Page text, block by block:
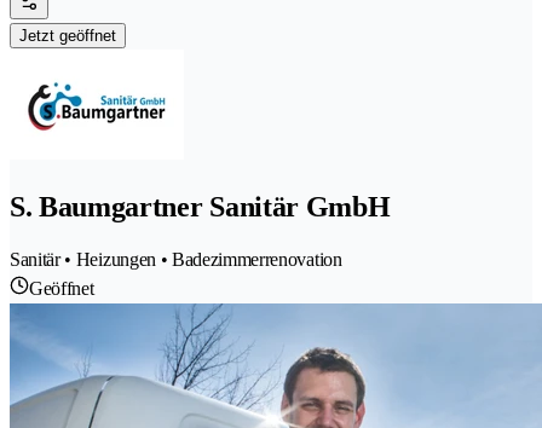
Jetzt geöffnet
S. Baumgartner Sanitär GmbH
Sanitär • Heizungen • Badezimmerrenovation
Geöffnet